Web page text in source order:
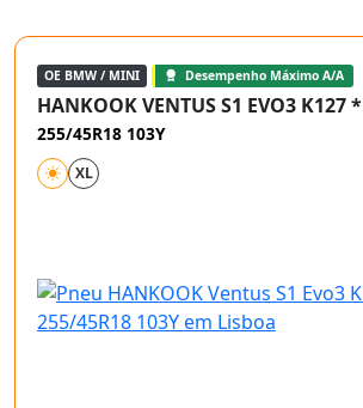
OE BMW / MINI Desempenho Máximo A/A
HANKOOK VENTUS S1 EVO3 K127 *
255/45R18 103Y
XL